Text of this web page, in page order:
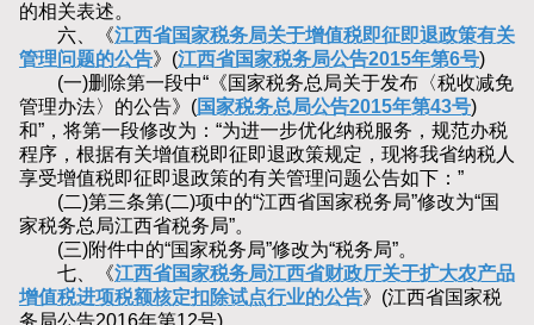
的相关表述。
六、《江西省国家税务局关于增值税即征即退政策有关
管理问题的公告》(江西省国家税务局公告2015年第6号)
(一)删除第一段中“《国家税务总局关于发布〈税收减免
管理办法〉的公告》(国家税务总局公告2015年第43号)
和”，将第一段修改为：“为进一步优化纳税服务，规范办税
程序，根据有关增值税即征即退政策规定，现将我省纳税人
享受增值税即征即退政策的有关管理问题公告如下：”
(二)第三条第(二)项中的“江西省国家税务局”修改为“国
家税务总局江西省税务局”。
(三)附件中的“国家税务局”修改为“税务局”。
七、《江西省国家税务局江西省财政厅关于扩大农产品
增值税进项税额核定扣除试点行业的公告》(江西省国家税